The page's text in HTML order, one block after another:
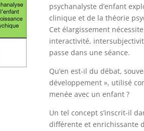
psychanalyste d’enfant
clinique et de la théorie
Cet élargissement
interactivité,
passe dans une séance.
Qu’en est-il du débat,
développement », utilisé
menée avec un enfant ?
Un tel concept s’inscrit-il
différente et enrichissante